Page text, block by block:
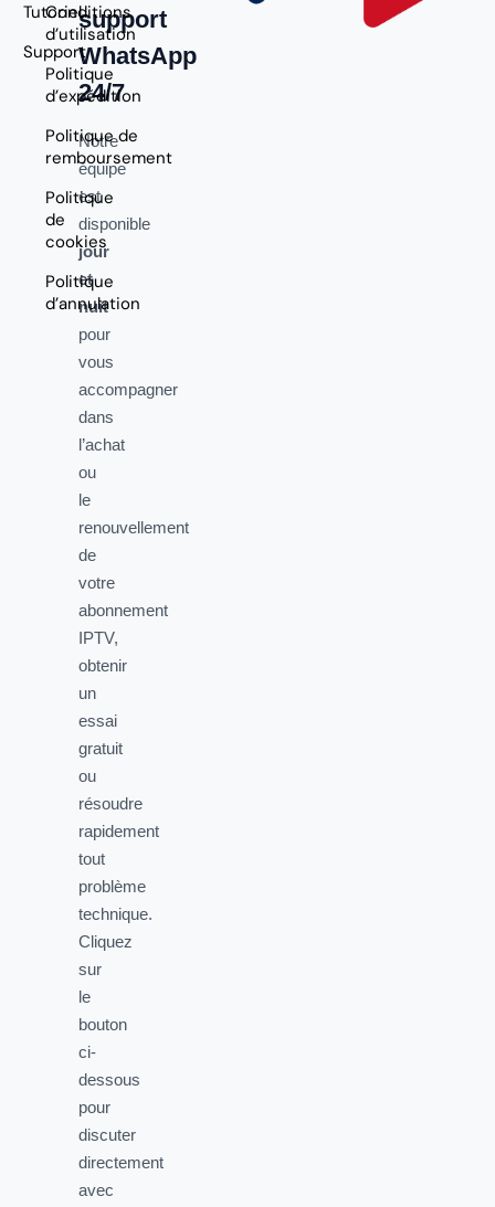
Tutoriel
Support
Conditions
d’utilisation
Politique
d’expédition
Politique de
remboursement
Politique
de
cookies
Politique
d’annulation
support
WhatsApp
24/7
Notre
équipe
est
disponible
jour
et
nuit
pour
vous
accompagner
dans
l’achat
ou
le
renouvellement
de
votre
abonnement
IPTV,
obtenir
un
essai
gratuit
ou
résoudre
rapidement
tout
problème
technique.
Cliquez
sur
le
bouton
ci-
dessous
pour
discuter
directement
avec